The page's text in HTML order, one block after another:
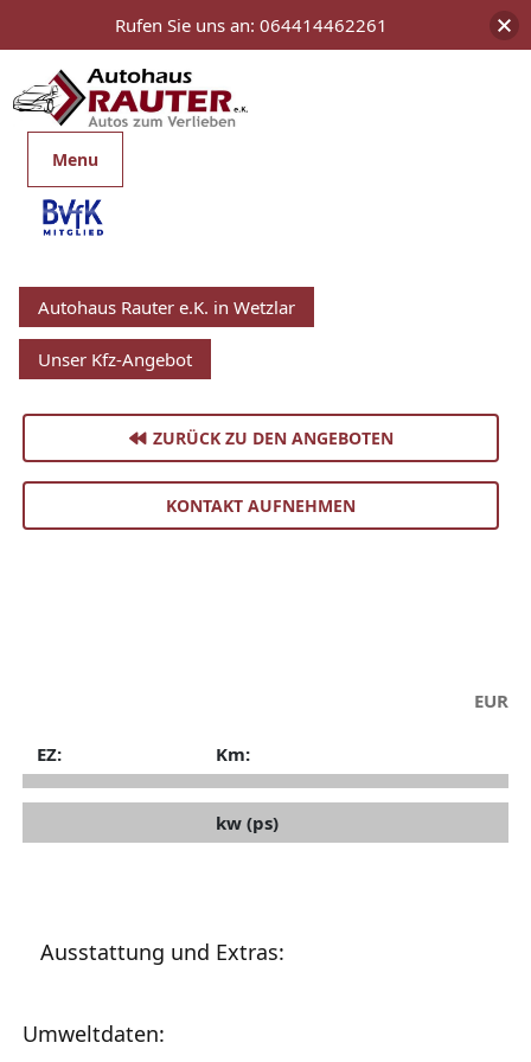
Menu
Autohaus Rauter e.K. in Wetzlar
Unser Kfz-Angebot
ZURÜCK ZU DEN ANGEBOTEN
KONTAKT AUFNEHMEN
EUR
EZ: Km:
kw (ps)
Ausstattung und Extras:
Umweltdaten:
Rufen Sie uns an: 064414462261